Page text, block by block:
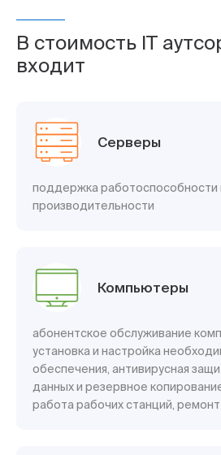
В стоимость IT
входит
Серверы
поддержка работоспособности
производительности
Компьютеры
абонентское обслуживание
установка и настройка
обеспечения, антивирусная
данных и резервное
работа рабочих станций,